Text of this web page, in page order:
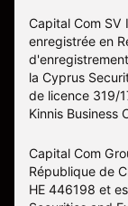
Capital Com SV
enregistrée en
la Cyprus
de licence 319/
Kinnis Business
Capital Com
République de
ΗΕ 446198 et